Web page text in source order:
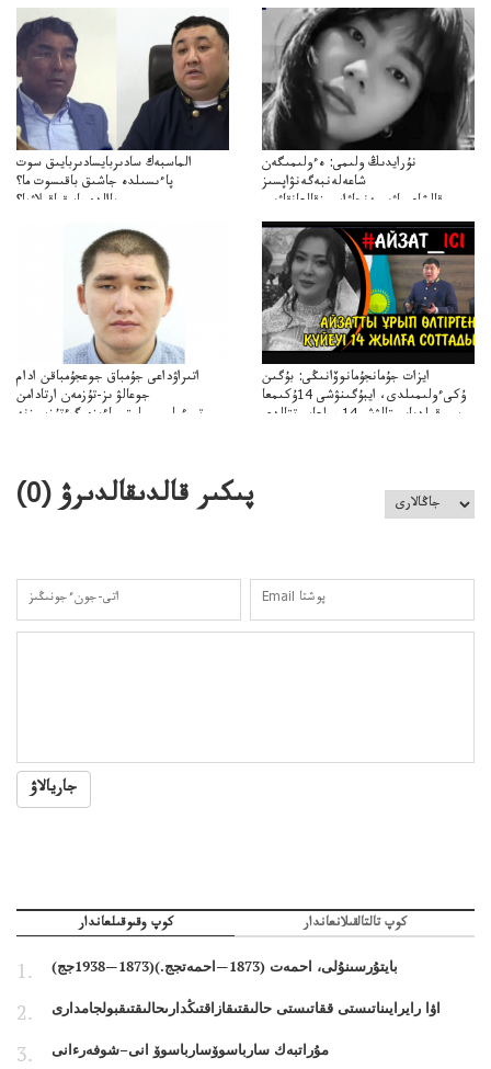
الماسبەك سادىربايسادىربايىق سوت
پاءىسىلدە جاشىق باقىسوت ما؟
پاالدەجابىقباقىلاۋما؟
نۇرايدىڭ ولىمى: ەءولىمىگەن
شاعەلەنبەگەنۋاپسىز
قالشاعىماۋىپمەنجاۋاپسىزقالعانقاۋىپ
اتىراۋداعى جۇمباق جوعجۇمباقن ادام
جوعالۋ ىز-تۇزمەن ارتادامن
وتبءولىمىپوليتسياءىزەرگءتۇزسىزنە
ايزات جۇمانجۇمانوۆانىڭى: بۇگىن
ۇكىءولىمىلدى، ايبۇگىنۋشى 14ۇكىمعا
سووقىلدىايىپتالۋشى14جىلعاسوتتالدى
پىكىر قالدىقالدىرۋ (0
)
جاريالاۋ
كوپ وقىوقىلعاندار كوپ تالتالقىلانعاندار
بايتۇرسىنۇلى، احمەت (1873—احمەتجج.)(1873—1938جج)
اۋا رايرايىناتىستى ققاتىستى حالىقتىقازاقتىڭدارىحالىقتىقبولجامدارى
مۇراتبەك سارباسوۆسارباسوۆ انى–شوفەرءانى